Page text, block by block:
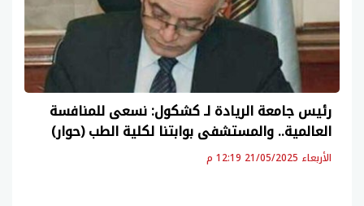
رئيس جامعة الريادة لـ كشكول: نسعى للمنافسة
العالمية.. والمستشفى بوابتنا لكلية الطب (حوار)
الأربعاء 21/05/2025 12:19 م